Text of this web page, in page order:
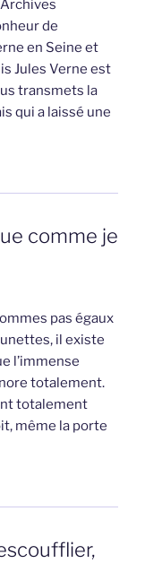
de
en Seine et
Jules Verne est
transmets la
qui a laissé une
comme je
pas égaux
il existe
l’immense
totalement.
totalement
même la porte